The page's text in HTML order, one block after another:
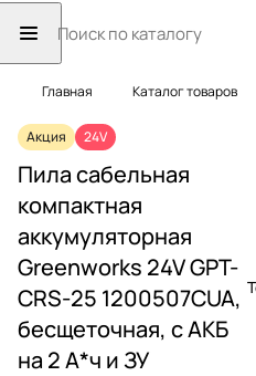
Главная Каталог товаров
Акция 24V
Пила сабельная
компактная
аккумуляторная
Greenworks 24V GPT-
CRS-25 1200507CUA,
бесщеточная, с АКБ
на 2 А*ч и ЗУ